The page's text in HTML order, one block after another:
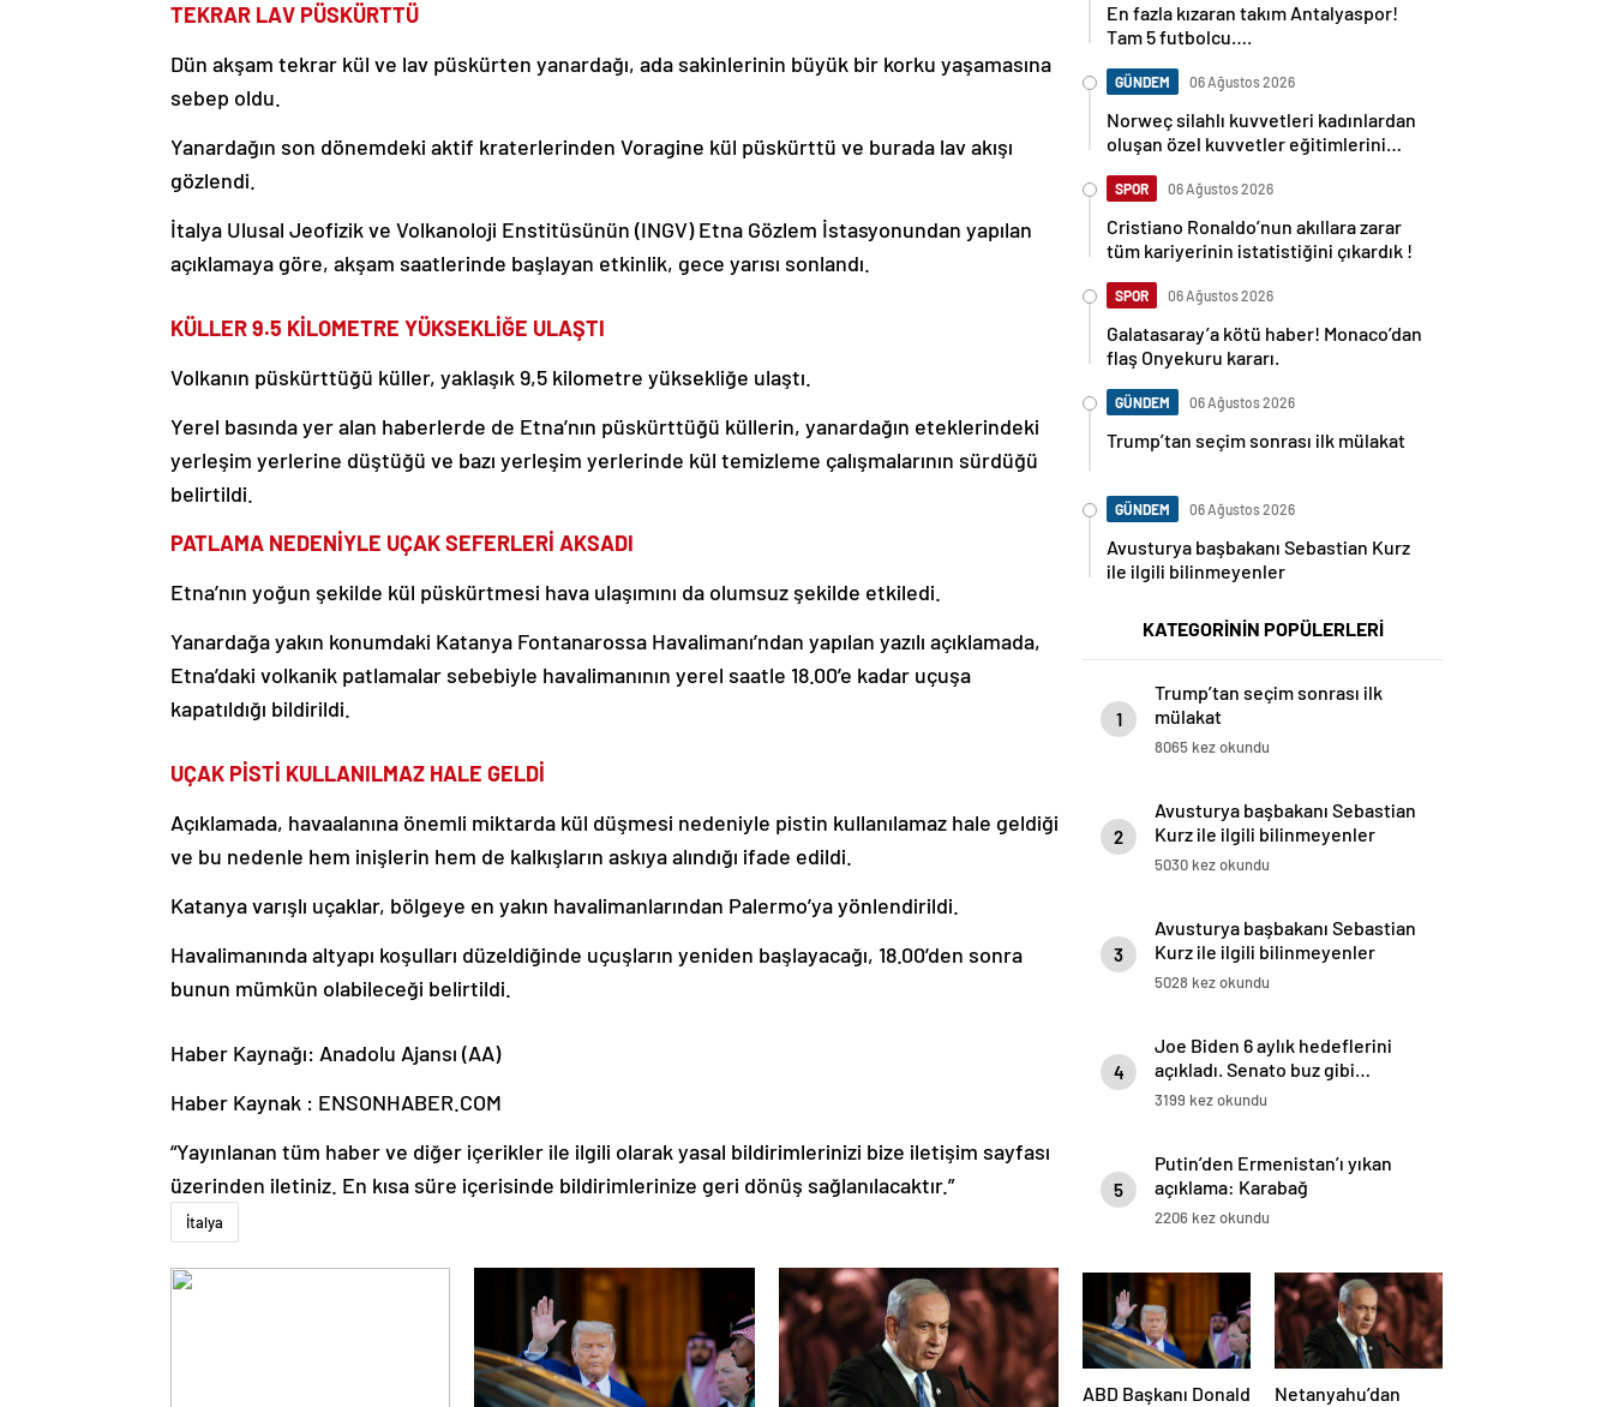
TEKRAR LAV PÜSKÜRTTÜ
Dün akşam tekrar kül ve lav püskürten yanardağı, ada sakinlerinin büyük bir korku yaşamasına
sebep oldu.
Yanardağın son dönemdeki aktif kraterlerinden Voragine kül püskürttü ve burada lav akışı
gözlendi.
İtalya Ulusal Jeofizik ve Volkanoloji Enstitüsünün (INGV) Etna Gözlem İstasyonundan yapılan
açıklamaya göre, akşam saatlerinde başlayan etkinlik, gece yarısı sonlandı.
KÜLLER 9.5 KİLOMETRE YÜKSEKLİĞE ULAŞTI
Volkanın püskürttüğü küller, yaklaşık 9,5 kilometre yüksekliğe ulaştı.
Yerel basında yer alan haberlerde de Etna’nın püskürttüğü küllerin, yanardağın eteklerindeki
yerleşim yerlerine düştüğü ve bazı yerleşim yerlerinde kül temizleme çalışmalarının sürdüğü
belirtildi.
PATLAMA NEDENİYLE UÇAK SEFERLERİ AKSADI
Etna’nın yoğun şekilde kül püskürtmesi hava ulaşımını da olumsuz şekilde etkiledi.
Yanardağa yakın konumdaki Katanya Fontanarossa Havalimanı’ndan yapılan yazılı açıklamada,
Etna’daki volkanik patlamalar sebebiyle havalimanının yerel saatle 18.00’e kadar uçuşa
kapatıldığı bildirildi.
UÇAK PİSTİ KULLANILMAZ HALE GELDİ
Açıklamada, havaalanına önemli miktarda kül düşmesi nedeniyle pistin kullanılamaz hale geldiği
ve bu nedenle hem inişlerin hem de kalkışların askıya alındığı ifade edildi.
Katanya varışlı uçaklar, bölgeye en yakın havalimanlarından Palermo’ya yönlendirildi.
Havalimanında altyapı koşulları düzeldiğinde uçuşların yeniden başlayacağı, 18.00’den sonra
bunun mümkün olabileceği belirtildi.
Haber Kaynağı: Anadolu Ajansı (AA)
Haber Kaynak : ENSONHABER.COM
“Yayınlanan tüm haber ve diğer içerikler ile ilgili olarak yasal bildirimlerinizi bize iletişim sayfası
üzerinden iletiniz. En kısa süre içerisinde bildirimlerinize geri dönüş sağlanılacaktır.”
İtalya
En fazla kızaran takım Antalyaspor!
Tam 5 futbolcu….
GÜNDEM 06 Ağustos 2026
Norweç silahlı kuvvetleri kadınlardan
oluşan özel kuvvetler eğitimlerini
SPOR 06 Ağustos 2026
Cristiano Ronaldo’nun akıllara zarar
tüm kariyerinin istatistiğini çıkardık !
SPOR 06 Ağustos 2026
Galatasaray’a kötü haber! Monaco’dan
flaş Onyekuru kararı.
GÜNDEM 06 Ağustos 2026
Trump’tan seçim sonrası ilk mülakat
GÜNDEM 06 Ağustos 2026
Avusturya başbakanı Sebastian Kurz
ile ilgili bilinmeyenler
KATEGORİNİN POPÜLERLERİ
1
Trump’tan seçim sonrası ilk
mülakat
8065 kez okundu
2
Avusturya başbakanı Sebastian
Kurz ile ilgili bilinmeyenler
5030 kez okundu
3
Avusturya başbakanı Sebastian
Kurz ile ilgili bilinmeyenler
5028 kez okundu
4
Joe Biden 6 aylık hedeflerini
açıkladı. Senato buz gibi…
3199 kez okundu
5
Putin’den Ermenistan’ı yıkan
açıklama: Karabağ
Azerbaycan’ın ayrılmaz bir
2206 kez okundu
ABD Başkanı Donald
Netanyahu’dan